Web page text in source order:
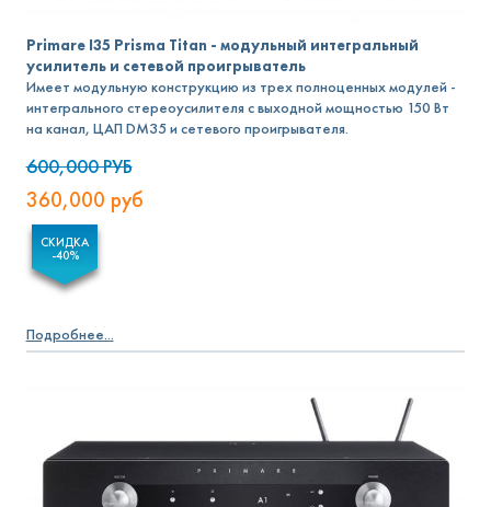
Primare I35 Prisma Titan - модульный интегральный
усилитель и сетевой проигрыватель
Имеет модульную конструкцию из трех полноценных модулей -
интегрального стереоусилителя с выходной мощностью 150 Вт
на канал, ЦАП DM35 и сетевого проигрывателя.
600,000РУБ
360,000 руб
СКИДКА
-40%
Подробнее...